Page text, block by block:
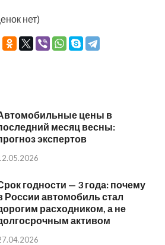
нет)
цены в
месяц весны:
экспертов
годности — 3 года: почему
России автомобиль стал
расходником, а не
активом